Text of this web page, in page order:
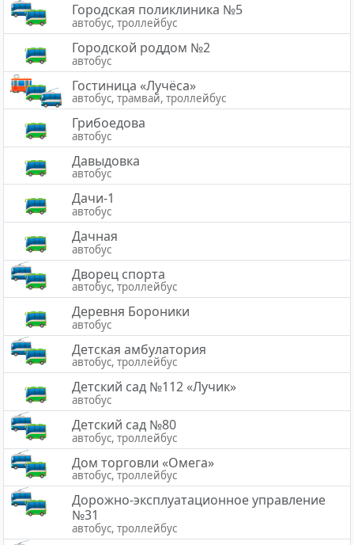
Городская поликлиника №5
автобус, троллейбус
Городской роддом №2
автобус
Гостиница «Лучёса»
автобус, трамвай, троллейбус
Грибоедова
автобус
Давыдовка
автобус
Дачи-1
автобус
Дачная
автобус
Дворец спорта
автобус, троллейбус
Деревня Бороники
автобус
Детская амбулатория
автобус, троллейбус
Детский сад №112 «Лучик»
автобус
Детский сад №80
автобус, троллейбус
Дом торговли «Омега»
автобус, троллейбус
Дорожно-эксплуатационное управление
№31
автобус, троллейбус